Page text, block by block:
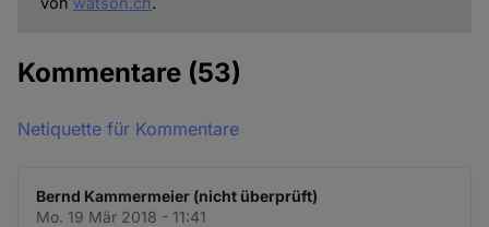
Kommentare (53)
Netiquette für Kommentare
Bernd Kammermeier (nicht überprüft)
Mo. 19 Mär 2018 - 11:41